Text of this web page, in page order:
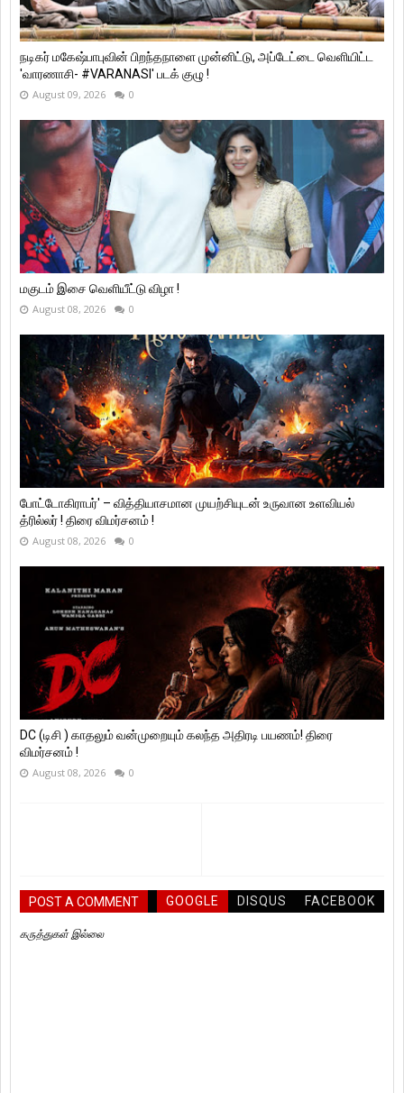
நடிகர் மகேஷ்பாபுவின் பிறந்தநாளை முன்னிட்டு, அப்டேட்டை வெளியிட்ட
'வாரணாசி- #VARANASI' படக் குழு !
August 09, 2026 0
மகுடம் இசை வெளியீட்டு விழா !
August 08, 2026 0
போட்டோகிராபர்' – வித்தியாசமான முயற்சியுடன் உருவான உளவியல்
த்ரில்லர் ! திரை விமர்சனம் !
August 08, 2026 0
DC (டிசி ) காதலும் வன்முறையும் கலந்த அதிரடி பயணம்! திரை
விமர்சனம் !
August 08, 2026 0
POST A COMMENT GOOGLE DISQUS FACEBOOK
கருத்துகள் இல்லை